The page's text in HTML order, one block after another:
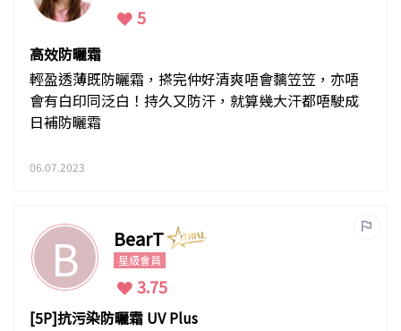
5
高效防曬霜
輕盈透薄既防曬霜，搽完仲好清爽唔會黐笠笠，亦唔
會有白印同泛白！持久又防汗，就算幾大汗都唔駛成
日補防曬霜
06.07.2023
B BearT
星級會員
3.75
[5P]抗污染防曬霜 UV Plus